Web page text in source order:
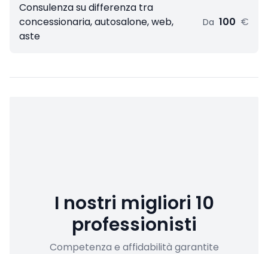
Consulenza su differenza tra
concessionaria, autosalone, web,
aste
Da 100 €
I nostri migliori 10
professionisti
Competenza e affidabilità garantite